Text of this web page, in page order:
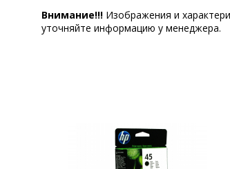
Внимание!!! Изображения и
уточняйте информацию у менеджера.